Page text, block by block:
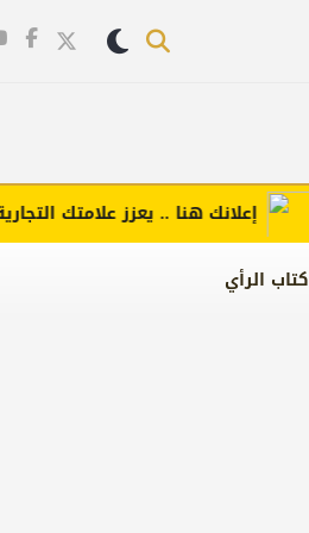
كتاب الرأي
إعلانك هنا .. يعزز علامتك التجارية